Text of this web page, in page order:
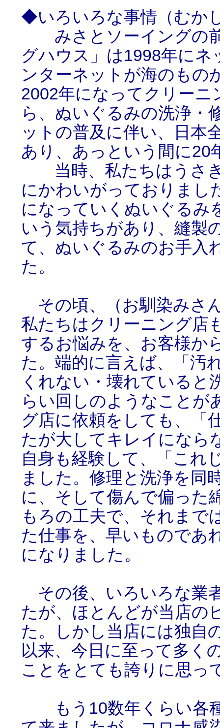
◆いろいろな事情（むか
みさとソーイングの前
グハウス」は1998年に
ンターネットが海のもの
2002年になってクリー
ら、ぬいぐるみの洗浄・
ットの普及に伴い、日本
あり、あっという間に20
当時、私たちはうさぎ
にかわいがっておりまし
になっていくぬいぐるみ
いう気持ちがあり、縫製
て、ぬいぐるみのお手入
た。
その頃、（お馴染みさ
私たちはクリーニング店
するお悩みを、お客様か
た。端的に言えば、「汚
くれない・壊れていると
らい回しのようなことが
グ店に依頼をしても、「
たが大してキレイになら
自身も経験して、「これ
ました。修理と洗浄を同
に、そして傷んで偏った
もろの工夫で、それまで
た仕事を、早いものであ
になりました。
その後、いろいろな業
たが、ほとんどが当店の
た。しかし当店には独自
以来、今日に至って多く
ことをとても誇りに思っ
もう10数年くらい各